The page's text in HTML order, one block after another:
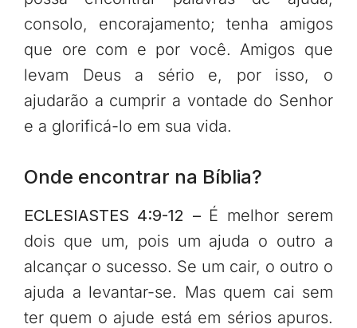
consolo, encorajamento; tenha amigos
que ore com e por você. Amigos que
levam Deus a sério e, por isso, o
ajudarão a cumprir a vontade do Senhor
e a glorificá-lo em sua vida.
Onde encontrar na Bíblia?
ECLESIASTES 4:9-12 – É melhor serem
dois que um, pois um ajuda o outro a
alcançar o sucesso. Se um cair, o outro o
ajuda a levantar-se. Mas quem cai sem
ter quem o ajude está em sérios apuros.